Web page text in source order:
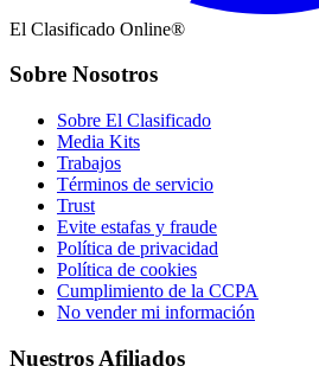
El Clasificado Online®
Sobre Nosotros
Sobre El Clasificado
Media Kits
Trabajos
Términos de servicio
Trust
Evite estafas y fraude
Política de privacidad
Política de cookies
Cumplimiento de la CCPA
No vender mi información
Nuestros Afiliados